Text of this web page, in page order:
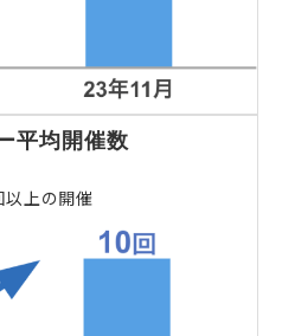
平均開催数
以上の開催